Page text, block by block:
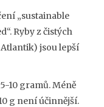
„sustainable
Ryby z čistých
jsou lepší
10 gramů. Méně
g není účinnější.